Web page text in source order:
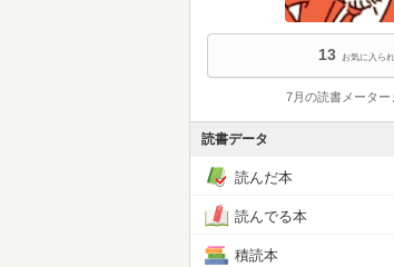
13 お気に入られ
7月の読書メーター
読書データ
読んだ本
読んでる本
積読本